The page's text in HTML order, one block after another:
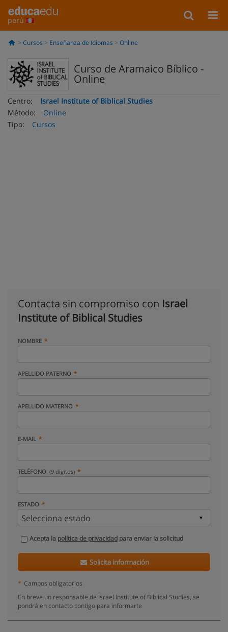
perú
Cursos Enseñanza de Idiomas Online
Curso de Aramaico Bíblico -
Online
Centro:
Israel Institute of Biblical Studies
Método:
Online
Tipo:
Cursos
Contacta sin compromiso con Israel
Institute of Biblical Studies
NOMBRE
APELLIDO PATERNO
APELLIDO MATERNO
E-MAIL
TELÉFONO (9 dígitos)
ESTADO
Acepta la política de privacidad para enviar la solicitud
Solicita información
* Campos obligatorios
En breve un responsable de Israel Institute of Biblical Studies, se
pondrá en contacto contigo para informarte